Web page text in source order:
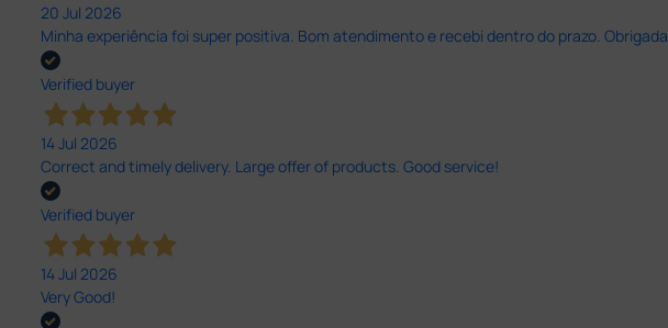
20 Jul 2026
Minha experiência foi super positiva. Bom atendimento e recebi dentro do prazo. Obrigada.
Verified buyer
14 Jul 2026
Correct and timely delivery. Large offer of products. Good service!
Verified buyer
14 Jul 2026
Very Good!